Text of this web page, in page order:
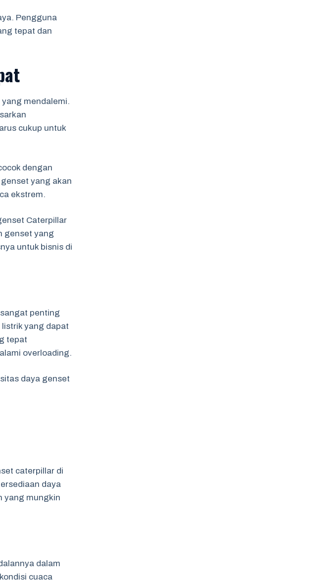
Pengguna
tepat dan
mendalemi.
cukup untuk
dengan
yang akan
ekstrem.
Caterpillar
genset yang
untuk bisnis di
penting
yang dapat
tepat
overloading.
daya genset
caterpillar di
daya
yang mungkin
dalam
cuaca